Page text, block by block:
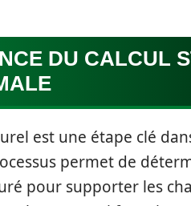
DU CALCUL
est une étape clé
permet de
pour supporter les